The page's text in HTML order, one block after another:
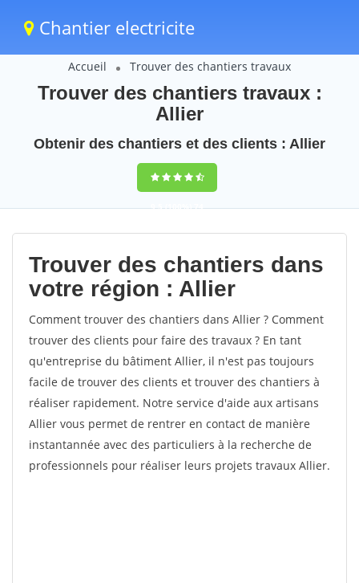
Chantier electricite
Accueil Trouver des chantiers travaux
Trouver des chantiers travaux :
Allier
Obtenir des chantiers et des clients : Allier
9,5(100%)74
votes
Trouver des chantiers dans
votre région : Allier
Comment trouver des chantiers dans Allier ? Comment
trouver des clients pour faire des travaux ? En tant
qu'entreprise du bâtiment Allier, il n'est pas toujours
facile de trouver des clients et trouver des chantiers à
réaliser rapidement. Notre service d'aide aux artisans
Allier vous permet de rentrer en contact de manière
instantannée avec des particuliers à la recherche de
professionnels pour réaliser leurs projets travaux Allier.